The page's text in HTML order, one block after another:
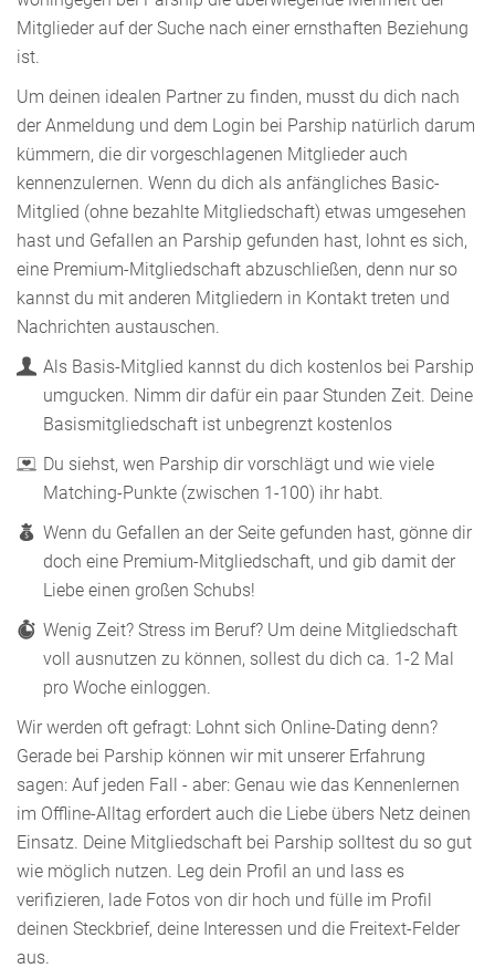
Mitglieder auf der Suche nach einer ernsthaften Beziehung
ist.
Um deinen idealen Partner zu finden, musst du dich nach
der Anmeldung und dem Login bei Parship natürlich darum
kümmern, die dir vorgeschlagenen Mitglieder auch
kennenzulernen. Wenn du dich als anfängliches Basic-
Mitglied (ohne bezahlte Mitgliedschaft) etwas umgesehen
hast und Gefallen an Parship gefunden hast, lohnt es sich,
eine Premium-Mitgliedschaft abzuschließen, denn nur so
kannst du mit anderen Mitgliedern in Kontakt treten und
Nachrichten austauschen.
Als Basis-Mitglied kannst du dich kostenlos bei Parship
umgucken. Nimm dir dafür ein paar Stunden Zeit. Deine
Basismitgliedschaft ist unbegrenzt kostenlos
Du siehst, wen Parship dir vorschlägt und wie viele
Matching-Punkte (zwischen 1-100) ihr habt.
Wenn du Gefallen an der Seite gefunden hast, gönne dir
doch eine Premium-Mitgliedschaft, und gib damit der
Liebe einen großen Schubs!
Wenig Zeit? Stress im Beruf? Um deine Mitgliedschaft
voll ausnutzen zu können, sollest du dich ca. 1-2 Mal
pro Woche einloggen.
Wir werden oft gefragt: Lohnt sich Online-Dating denn?
Gerade bei Parship können wir mit unserer Erfahrung
sagen: Auf jeden Fall - aber: Genau wie das Kennenlernen
im Offline-Alltag erfordert auch die Liebe übers Netz deinen
Einsatz. Deine Mitgliedschaft bei Parship solltest du so gut
wie möglich nutzen. Leg dein Profil an und lass es
verifizieren, lade Fotos von dir hoch und fülle im Profil
deinen Steckbrief, deine Interessen und die Freitext-Felder
aus.